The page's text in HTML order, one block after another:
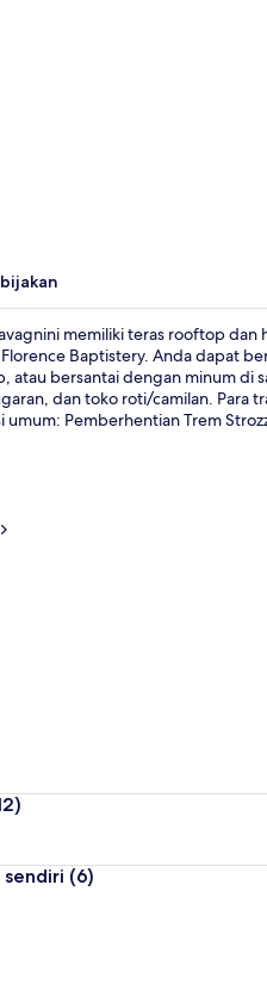
memiliki teras rooftop
Baptistery. Anda dapat
atau bersantai dengan minum di
dan toko roti/camilan. Para
Pemberhentian Trem
(6)